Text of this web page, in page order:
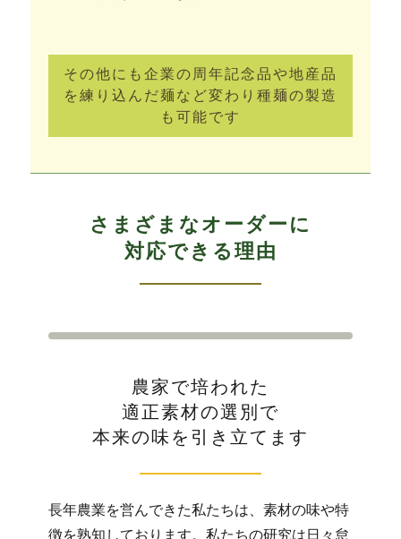
その他にも企業の周年記念品や地産品
を練り込んだ麺など変わり種麺の製造
も可能です
さまざまなオーダーに
対応できる理由
農家で培われた
適正素材の選別で
本来の味を引き立てます
長年農業を営んできた私たちは、素材の味や特
徴を熟知しております。私たちの研究は日々怠